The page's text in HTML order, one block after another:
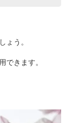
ょう。
できます。